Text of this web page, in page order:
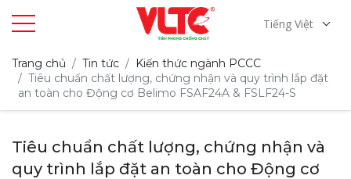
Tiếng Việt
Trang chủ Tin tức
Kiến thức ngành PCCC
Tiêu chuẩn chất lượng, chứng nhận và quy trình lắp đặt
an toàn cho Động cơ Belimo FSAF24A & FSLF24-S
Tiêu chuẩn chất lượng, chứng nhận và
quy trình lắp đặt an toàn cho Động cơ